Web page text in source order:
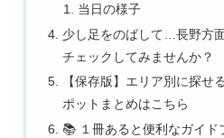
当日の様子
少し足をのばして…長野方
チェックしてみませんか？
【保存版】エリア別に探せ
ポットまとめはこちら
📚 １冊あると便利なガイド